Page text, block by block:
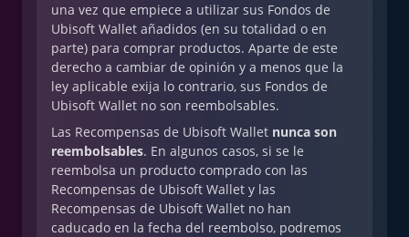
una vez que empiece a utilizar sus Fondos de
Ubisoft Wallet añadidos (en su totalidad o en
parte) para comprar productos. Aparte de este
derecho a cambiar de opinión y a menos que la
ley aplicable exija lo contrario, sus Fondos de
Ubisoft Wallet no son reembolsables.
Las Recompensas de Ubisoft Wallet nunca son
reembolsables. En algunos casos, si se le
reembolsa un producto comprado con las
Recompensas de Ubisoft Wallet y las
Recompensas de Ubisoft Wallet no han
caducado en la fecha del reembolso, podremos